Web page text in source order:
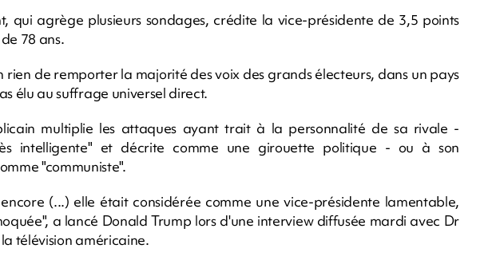
qui agrège plusieurs sondages, crédite la vice-présidente de 3,5 points
78 ans.
rien de remporter la majorité des voix des grands électeurs, dans un pays
élu au suffrage universel direct.
multiplie les attaques ayant trait à la personnalité de sa rivale -
intelligente" et décrite comme une girouette politique - ou à son
"communiste".
(...) elle était considérée comme une vice-présidente lamentable,
a lancé Donald Trump lors d'une interview diffusée mardi avec Dr
télévision américaine.